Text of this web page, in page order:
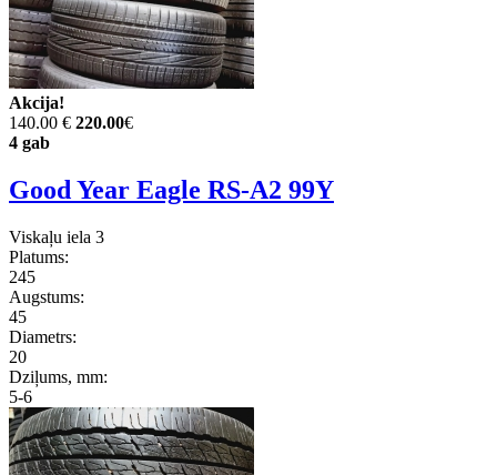
Akcija!
140.00 € 220.00€
4 gab
Good Year Eagle RS-A2 99Y
Viskaļu iela 3
Platums:
245
Augstums:
45
Diametrs:
20
Dziļums, mm:
5-6